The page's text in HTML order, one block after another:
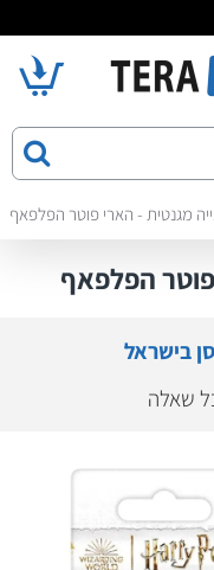
מגנטית - הארי פוטר הפלפאף
פוטר הפלפאף
בישראל
שאלה